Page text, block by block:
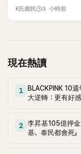
2023年爆出涉毒風波
K氏鄉民 3 小時前
現在熱讀
1
BLACKPINK 10
大逆轉：更有好
2
李昇基105億押金
基、泰民都會死